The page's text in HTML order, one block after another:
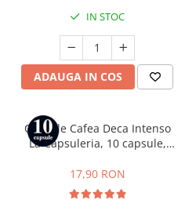
IN STOC
ADAUGA IN COS
Capsule Cafea Deca Intenso
La Capsuleria, 10 capsule,
17,90 RON